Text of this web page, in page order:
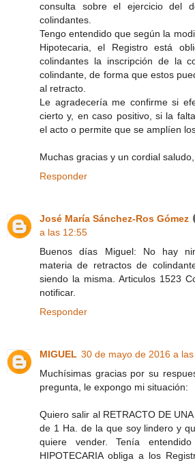
consulta sobre el ejercicio del
colindantes.
Tengo entendido que según la
Hipotecaria, el Registro está
colindantes la inscripción de la
colindante, de forma que estos
al retracto.
Le agradecería me confirme si
cierto y, en caso positivo, si la
el acto o permite que se amplíen
Muchas gracias y un cordial saludo,
Responder
José María Sánchez-Ros Gómez
a las 12:55
Buenos días Miguel: No hay
materia de retractos de
siendo la misma. Articulos 1523
notificar.
Responder
MIGUEL 30 de mayo de 2016 a
Muchísimas gracias por su
pregunta, le expongo mi situación:
Quiero salir al RETRACTO DE
de 1 Ha. de la que soy lindero y
quiere vender. Tenía
HIPOTECARIA obliga a los